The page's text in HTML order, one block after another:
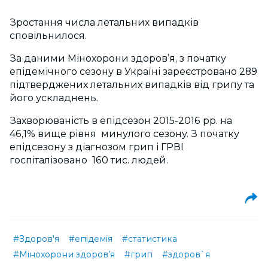
Зростання числа летальних випадків
сповільнилося.
За даними Мінохорони здоров’я, з початку
епідемічного сезону в Україні зареєстровано 289
підтверджених летальних випадків від грипу та
його ускладнень.
Захворюваність в епідсезон 2015-2016 рр. на
46,1% вище рівня минулого сезону. З початку
епідсезону з діагнозом грип і ГРВІ
госпіталізовано 160 тис. людей.
#Здоров'я #епідемія
#статистика
#Мінохорони здоров’я
#грип #здоров`я